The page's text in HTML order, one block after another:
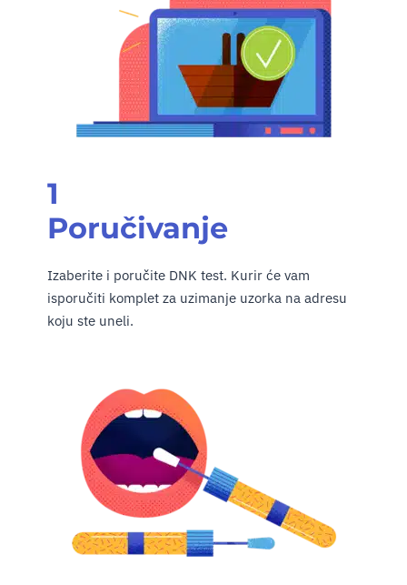
1
Poručivanje
Izaberite i poručite DNK test. Kurir će vam
isporučiti komplet za uzimanje uzorka na adresu
koju ste uneli.